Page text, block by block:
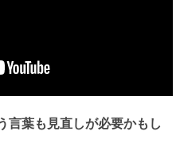
言葉も見直しが必要かもし